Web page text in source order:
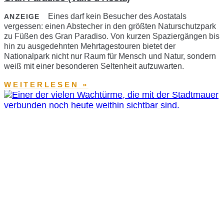
ANZEIGE
Eines darf kein Besucher des Aostatals
vergessen: einen Abstecher in den größten Naturschutzpark
zu Füßen des Gran Paradiso. Von kurzen Spaziergängen bis
hin zu ausgedehnten Mehrtagestouren bietet der
Nationalpark nicht nur Raum für Mensch und Natur, sondern
weiß mit einer besonderen Seltenheit aufzuwarten.
WEITERLESEN »